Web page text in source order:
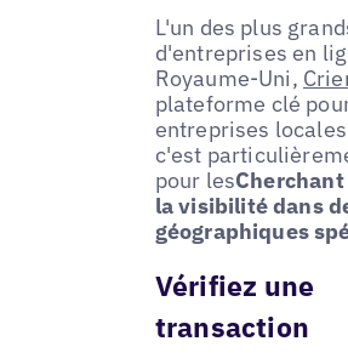
L'un des plus
d'entreprises en
Royaume-Uni,
plateforme clé
entreprises
c'est
pour les
la visibilité dans
géographiques
Vérifiez une
transaction